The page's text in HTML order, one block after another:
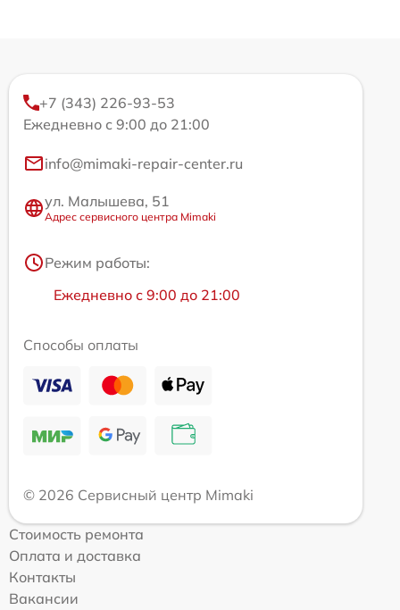
+7 (343) 226-93-53
Ежедневно с 9:00 до 21:00
info@mimaki-repair-center.ru
ул. Малышева, 51
Адрес сервисного центра Mimaki
Режим работы:
Ежедневно с 9:00 до 21:00
Способы оплаты
© 2026 Сервисный центр Mimaki
Стоимость ремонта
Оплата и доставка
Контакты
Вакансии